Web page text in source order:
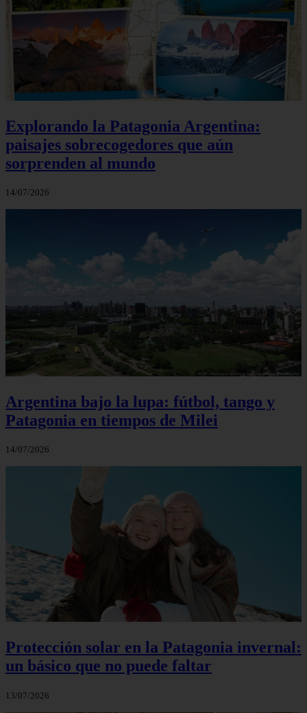
Explorando la Patagonia Argentina:
paisajes sobrecogedores que aún
sorprenden al mundo
14/07/2026
Argentina bajo la lupa: fútbol, tango y
Patagonia en tiempos de Milei
14/07/2026
Protección solar en la Patagonia invernal:
un básico que no puede faltar
13/07/2026